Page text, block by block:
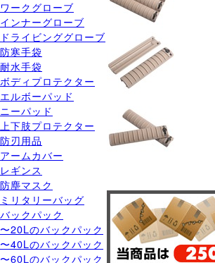
ワークグローブ
インナーグローブ
ドライビンググローブ
防寒手袋
耐水手袋
ボディプロテクター
エルボーパッド
ニーパッド
上下肢プロテクター
防刃用品
アームカバー
レギンス
防塵マスク
ミリタリーバッグ
バックパック
〜20Lのバックパック
〜40Lのバックパック
〜60Lのバックパック